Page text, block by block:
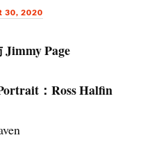
30, 2020
Jimmy Page
：Ross Halfin